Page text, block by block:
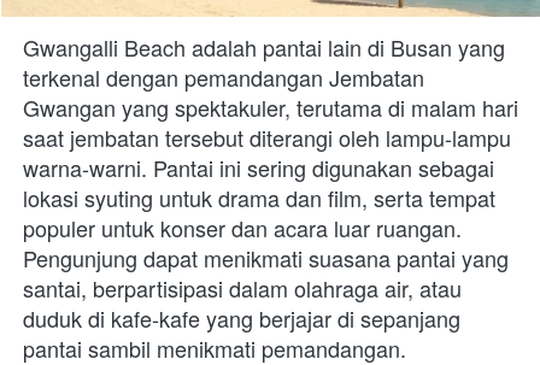
Gwangalli Beach adalah pantai lain di Busan yang
terkenal dengan pemandangan Jembatan
Gwangan yang spektakuler, terutama di malam hari
saat jembatan tersebut diterangi oleh lampu-lampu
warna-warni. Pantai ini sering digunakan sebagai
lokasi syuting untuk drama dan film, serta tempat
populer untuk konser dan acara luar ruangan.
Pengunjung dapat menikmati suasana pantai yang
santai, berpartisipasi dalam olahraga air, atau
duduk di kafe-kafe yang berjajar di sepanjang
pantai sambil menikmati pemandangan.